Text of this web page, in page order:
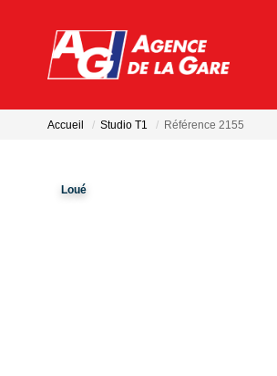
Accueil Studio T1 Référence 2155
Loué